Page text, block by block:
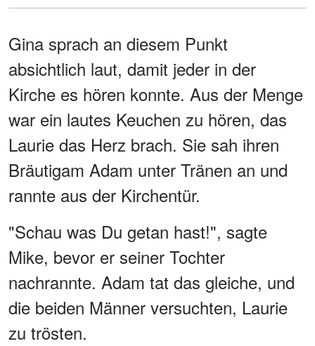
Gina sprach an diesem Punkt
absichtlich laut, damit jeder in der
Kirche es hören konnte. Aus der Menge
war ein lautes Keuchen zu hören, das
Laurie das Herz brach. Sie sah ihren
Bräutigam Adam unter Tränen an und
rannte aus der Kirchentür.
"Schau was Du getan hast!", sagte
Mike, bevor er seiner Tochter
nachrannte. Adam tat das gleiche, und
die beiden Männer versuchten, Laurie
zu trösten.